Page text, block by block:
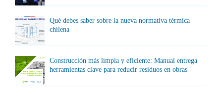
Qué debes saber sobre la nueva normativa térmica
chilena
Construcción más limpia y eficiente: Manual entrega
herramientas clave para reducir residuos en obras